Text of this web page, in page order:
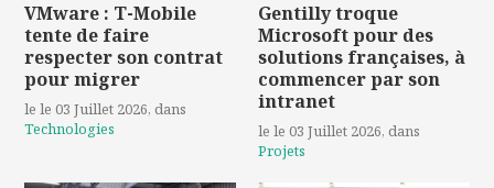
VMware : T-Mobile
tente de faire
respecter son contrat
pour migrer
le le 03 Juillet 2026, dans
Technologies
Gentilly troque
Microsoft pour des
solutions françaises, à
commencer par son
intranet
le le 03 Juillet 2026, dans
Projets